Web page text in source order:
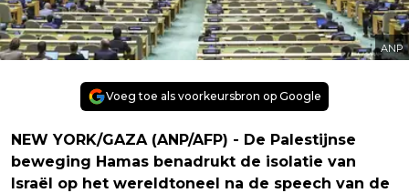
ANP
Voeg toe als voorkeursbron op Google
NEW YORK/GAZA (ANP/AFP) - De Palestijnse
beweging Hamas benadrukt de isolatie van
Israël op het wereldtoneel na de speech van de